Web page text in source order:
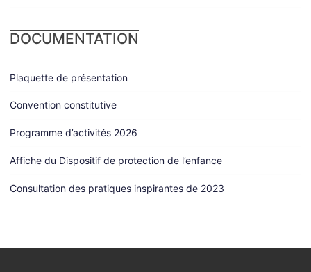
DOCUMENTATION
Plaquette de présentation
Convention constitutive
Programme d’activités 2026
Affiche du Dispositif de protection de l’enfance
Consultation des pratiques inspirantes de 2023